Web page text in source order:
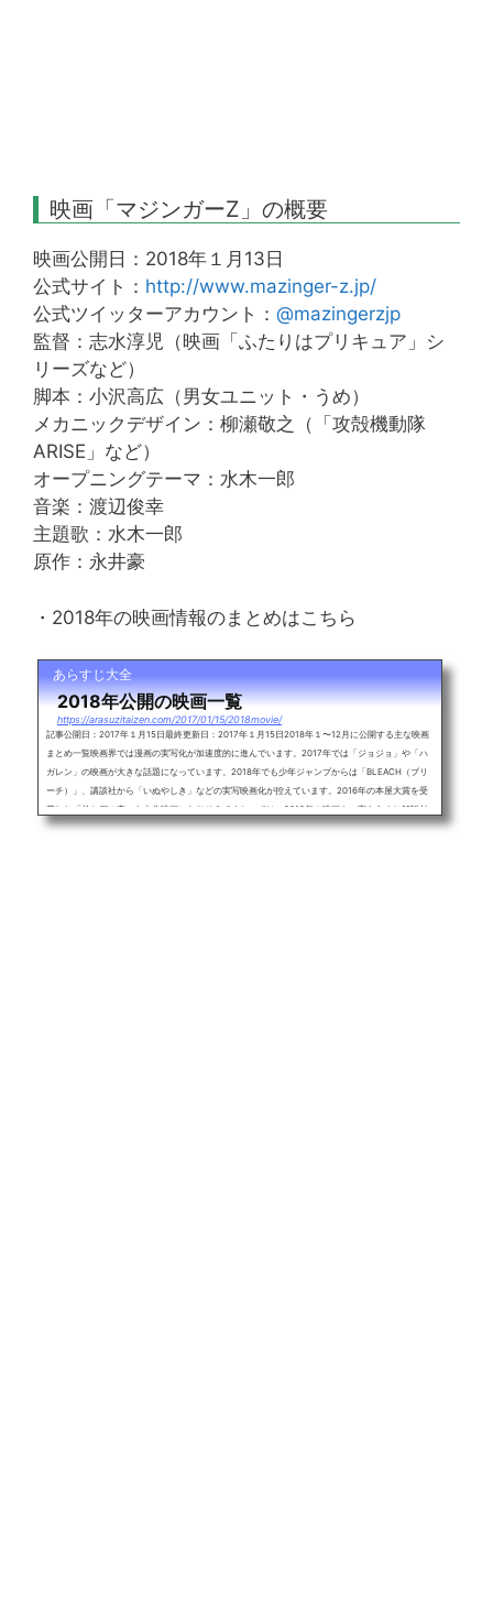
映画「マジンガーZ」の概要
映画公開日：2018年１月13日
公式サイト： http://www.mazinger-z.jp/
公式ツイッターアカウント： @mazingerzjp
監督：志水淳児（映画「ふたりはプリキュア」シ
リーズなど）
脚本：小沢高広（男女ユニット・うめ）
メカニックデザイン：柳瀬敬之（「攻殻機動隊
ARISE」など）
オープニングテーマ：水木一郎
音楽：渡辺俊幸
主題歌：水木一郎
原作：永井豪
・2018年の映画情報のまとめはこちら
あらすじ大全
2018年公開の映画一覧
https://arasuzitaizen.com/2017/01/15/2018movie/
記事公開日：2017年１月15日最終更新日：2017年１月15日2018年１〜12月に公開する主な映画
まとめ一覧映画界では漫画の実写化が加速度的に進んでいます。2017年では「ジョジョ」や「ハ
ガレン」の映画が大きな話題になっています。2018年でも少年ジャンプからは「BLEACH（ブリ
ーチ）」、講談社から「いぬやしき」などの実写映画化が控えています。2016年の本屋大賞を受
賞した「羊と鋼の森」も大作映画になりそうですね。では、2018年の映画を一言あらすじ解説付
きで紹介、随時更新していきます。2018年に公開予定の主な映画一覧・曇天に...